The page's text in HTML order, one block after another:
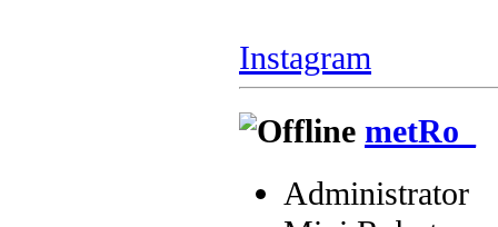
Instagram
metRo_
Administrator